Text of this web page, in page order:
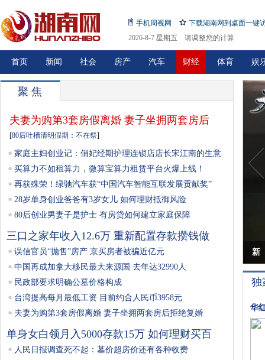
手机周视网
下载湖南网到桌面一键
2026-8-7 星期五 请调整您的计算
机日期!
首页 新闻 社会 房产 汽车 财经 体育 娱
聚 焦
夫妻为购第3套房假离婚 妻子坐拥两套房后
[80后吐槽清明假期：不在祭]
家庭主妇创业记：俏妃经期护理连锁店店长宋江南的生意
买算力不如租算力，微算宝算力租赁平台火爆上线！
再获殊荣！绿驰汽车获“中国汽车智能互联发展贡献奖”
28岁单身创业爸爸有3岁女儿 如何理财抵御风险
80后创业男妻子是护士 有房贷如何建立家庭保障
三口之家年收入12.6万 重新配置存款攒钱做
误信官员“抛售”房产 京买房者被骗近亿元
中国再成加拿大移民最大来源国 去年达32990人
民政部要求明确公墓价格构成
台湾提高每月最低工资 目前约合人民币3958元
夫妻为购第3套房假离婚 妻子坐拥两套房后拒绝复婚
单身女白领月入5000存款15万 如何理财买百
人民日报调查死不起：墓价超房价还有各种收费
新
独
华